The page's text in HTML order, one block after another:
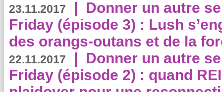
23.11.2017 | Donner un autre
Friday (épisode 3) : Lush
des orangs-outans et de la
22.11.2017 | Donner un autre
Friday (épisode 2) : quand